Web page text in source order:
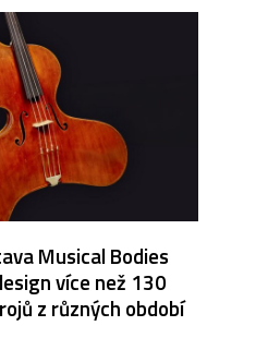
Musical Bodies
více než 130
z různých období